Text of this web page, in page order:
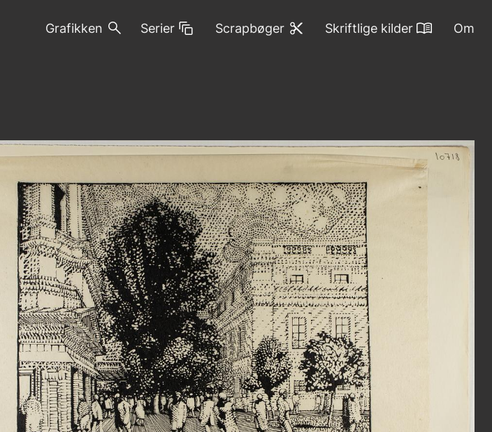
Grafikken Serier Scrapbøger Skriftlige kilder Om